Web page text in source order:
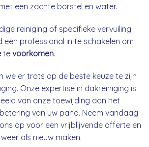
een zachte borstel en water.
reiniging of specifieke vervuiling
een professional in te schakelen om
te voorkomen.
we er trots op de beste keuze te zijn
Onze expertise in dakreiniging is
van onze toewijding aan het
van uw pand. Neem vandaag
op voor een vrijblijvende offerte en
als nieuw maken.